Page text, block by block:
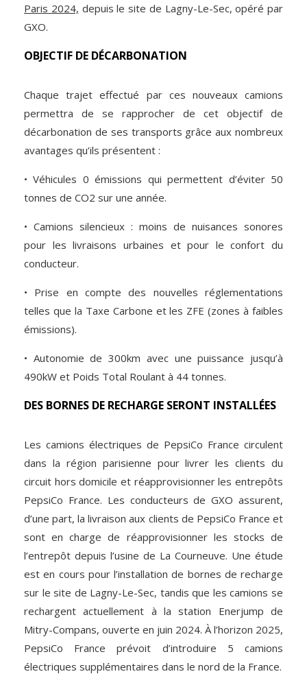
Paris 2024, depuis le site de Lagny-Le-Sec, opéré par
GXO.
OBJECTIF DE DÉCARBONATION
Chaque trajet effectué par ces nouveaux camions
permettra de se rapprocher de cet objectif de
décarbonation de ses transports grâce aux nombreux
avantages qu’ils présentent :
• Véhicules 0 émissions qui permettent d’éviter 50
tonnes de CO2 sur une année.
• Camions silencieux : moins de nuisances sonores
pour les livraisons urbaines et pour le confort du
conducteur.
• Prise en compte des nouvelles réglementations
telles que la Taxe Carbone et les ZFE (zones à faibles
émissions).
• Autonomie de 300km avec une puissance jusqu’à
490kW et Poids Total Roulant à 44 tonnes.
DES BORNES DE RECHARGE SERONT INSTALLÉES
Les camions électriques de PepsiCo France circulent
dans la région parisienne pour livrer les clients du
circuit hors domicile et réapprovisionner les entrepôts
PepsiCo France. Les conducteurs de GXO assurent,
d’une part, la livraison aux clients de PepsiCo France et
sont en charge de réapprovisionner les stocks de
l’entrepôt depuis l’usine de La Courneuve. Une étude
est en cours pour l’installation de bornes de recharge
sur le site de Lagny-Le-Sec, tandis que les camions se
rechargent actuellement à la station Enerjump de
Mitry-Compans, ouverte en juin 2024. À l’horizon 2025,
PepsiCo France prévoit d’introduire 5 camions
électriques supplémentaires dans le nord de la France.